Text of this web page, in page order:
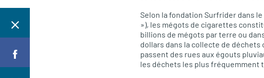
Selon la fondation Surfrider dans le
»), les mégots de cigarettes
billions de mégots par terre ou
dollars dans la collecte de
passent des rues aux égouts
les déchets les plus fréquemment